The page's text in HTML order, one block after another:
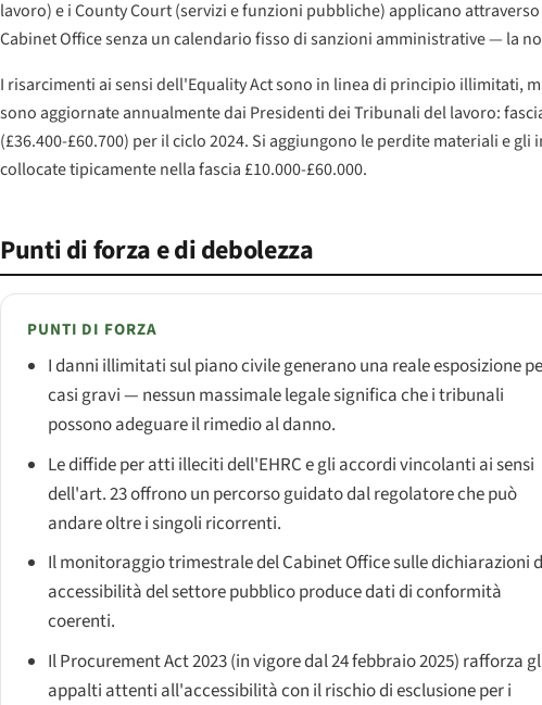
lavoro) e i County Court (servizi e funzioni pubbliche) applicano
Cabinet Office senza un calendario fisso di sanzioni amministrative — la
I risarcimenti ai sensi dell'Equality Act sono in linea di principio illimitati,
sono aggiornate annualmente dai Presidenti dei Tribunali del lavoro:
(£36.400-£60.700) per il ciclo 2024. Si aggiungono le perdite materiali e
collocate tipicamente nella fascia £10.000-£60.000.
Punti di forza e di debolezza
PUNTI DI FORZA
I danni illimitati sul piano civile generano una reale esposizione
casi gravi — nessun massimale legale significa che i tribunali
possono adeguare il rimedio al danno.
Le diffide per atti illeciti dell'EHRC e gli accordi vincolanti ai sensi
dell'art. 23 offrono un percorso guidato dal regolatore che può
andare oltre i singoli ricorrenti.
Il monitoraggio trimestrale del Cabinet Office sulle dichiarazioni
accessibilità del settore pubblico produce dati di conformità
coerenti.
Il Procurement Act 2023 (in vigore dal 24 febbraio 2025) rafforza
appalti attenti all'accessibilità con il rischio di esclusione per i